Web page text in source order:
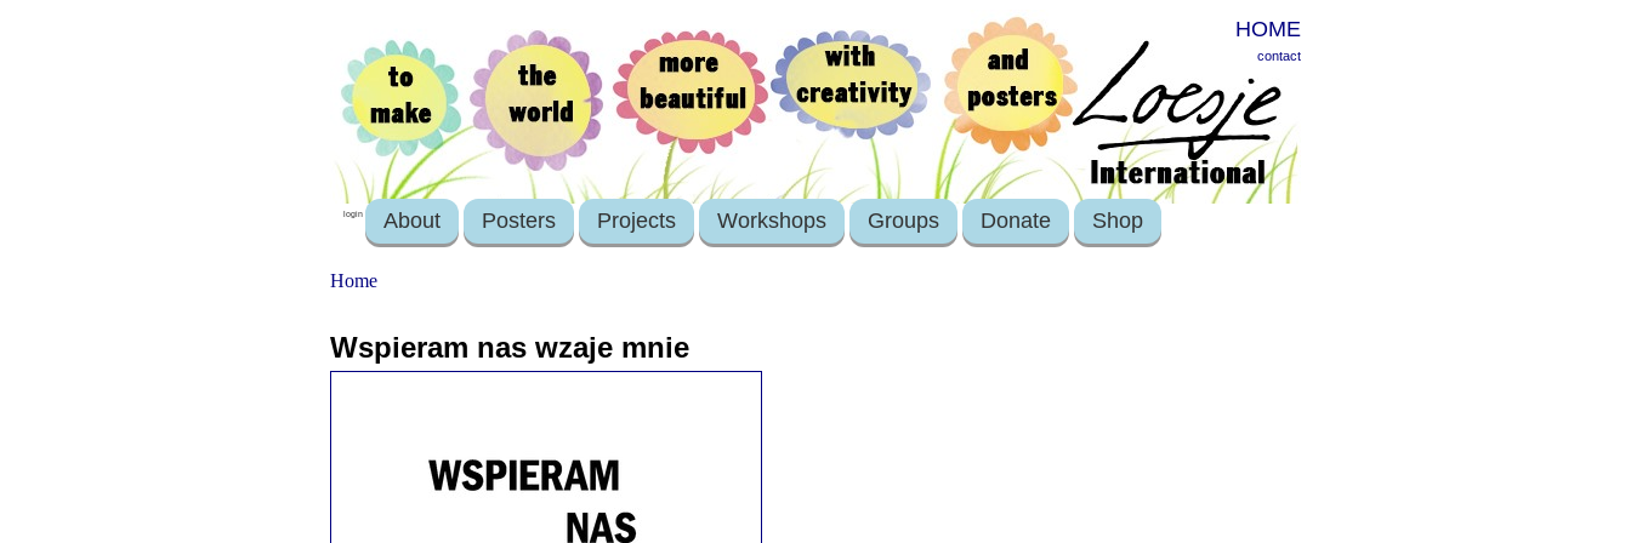
HOME
contact
login About Posters Projects Workshops Groups Donate Shop
Home
Wspieram nas wzaje mnie